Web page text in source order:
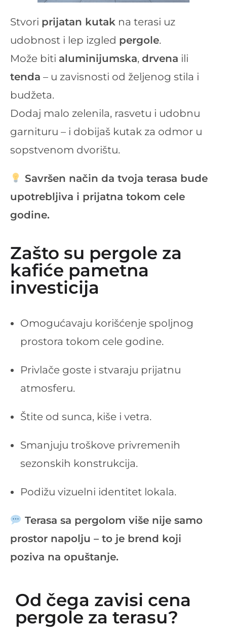
Stvori prijatan kutak na terasi uz
udobnost i lep izgled pergole.
Može biti aluminijumska, drvena ili
tenda – u zavisnosti od željenog stila i
budžeta.
Dodaj malo zelenila, rasvetu i udobnu
garnituru – i dobijaš kutak za odmor u
sopstvenom dvorištu.
Savršen način da tvoja terasa bude
upotrebljiva i prijatna tokom cele
godine.
Zašto su pergole za
kafiće pametna
investicija
Omogućavaju korišćenje spoljnog
prostora tokom cele godine.
Privlače goste i stvaraju prijatnu
atmosferu.
Štite od sunca, kiše i vetra.
Smanjuju troškove privremenih
sezonskih konstrukcija.
Podižu vizuelni identitet lokala.
Terasa sa pergolom više nije samo
prostor napolju – to je brend koji
poziva na opuštanje.
Od čega zavisi cena
pergole za terasu?